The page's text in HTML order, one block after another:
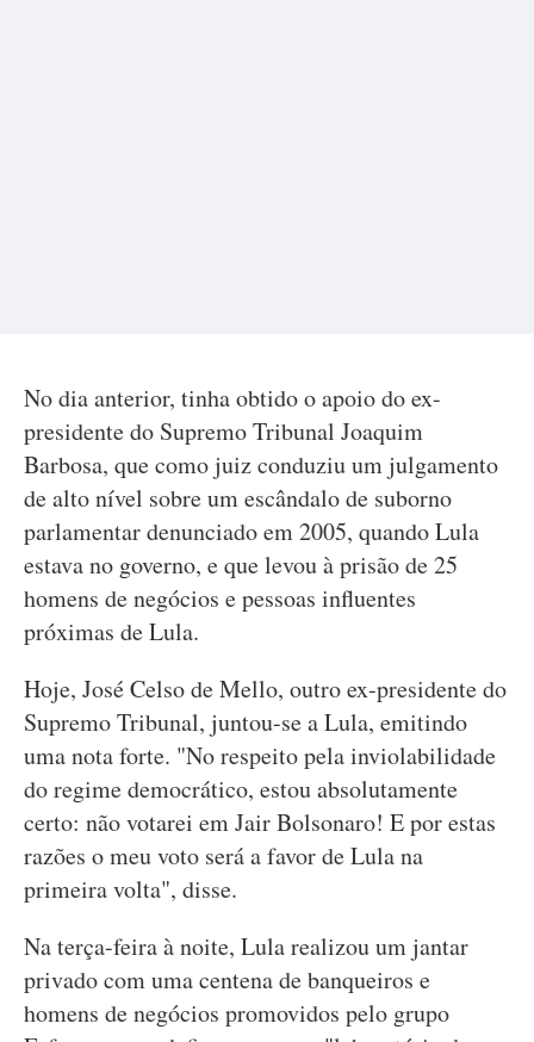
No dia anterior, tinha obtido o apoio do ex-
presidente do Supremo Tribunal Joaquim
Barbosa, que como juiz conduziu um julgamento
de alto nível sobre um escândalo de suborno
parlamentar denunciado em 2005, quando Lula
estava no governo, e que levou à prisão de 25
homens de negócios e pessoas influentes
próximas de Lula.
Hoje, José Celso de Mello, outro ex-presidente do
Supremo Tribunal, juntou-se a Lula, emitindo
uma nota forte. "No respeito pela inviolabilidade
do regime democrático, estou absolutamente
certo: não votarei em Jair Bolsonaro! E por estas
razões o meu voto será a favor de Lula na
primeira volta", disse.
Na terça-feira à noite, Lula realizou um jantar
privado com uma centena de banqueiros e
homens de negócios promovidos pelo grupo